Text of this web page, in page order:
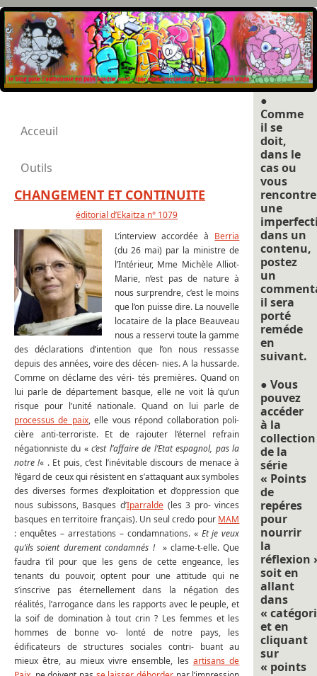
Acceuil
Outils
CHANGEMENT ET CONTINUITE
éditorial d’Ekaitza n° 1079
L’interview accordée à Berria
(du 26 mai) par la ministre de
l’Intérieur, Mme Michèle Alliot-
Marie, n’est pas de nature à
nous surprendre, c’est le moins
que l’on puisse dire. La nouvelle
locataire de la place Beauveau
nous a resservi toute la gamme
des déclarations d’intention que l’on nous ressasse
depuis des années, voire des décen- nies. A la hussarde.
Comme on déclame des véri- tés premières. Quand on
lui parle de département basque, elle ne voit là qu’un
risque pour l’unité nationale. Quand on lui parle de
processus de paix, elle vous répond collaboration poli-
cière anti-terroriste. Et de rajouter l’éternel refrain
négationniste du «c’est l’affaire de l’Etat espagnol, pas la
notre !« . Et puis, c’est l’inévitable discours de menace à
l’égard de ceux qui résistent en s’attaquant aux symboles
des diverses formes d’exploitation et d’oppression que
nous subissons, Basques d’Iparralde(les 3 pro- vinces
basques en territoire français). Un seul credo pour MAM
: enquêtes – arrestations – condamnations. « Et je veux
qu’ils soient durement condamnés !» clame-t-elle. Que
faudra t’il pour que les gens de cette engeance, les
tenants du pouvoir, optent pour une attitude qui ne
s’inscrive pas éternellement dans la négation des
réalités, l’arrogance dans les rapports avec le peuple, et
la soif de domination à tout crin ? Les femmes et les
hommes de bonne vo- lonté de notre pays, les
édificateurs de structures sociales contri- buant au
mieux être, au mieux vivre ensemble, lesartisans de
●
Comme
il se
doit,
dans le
cas ou
vous
une
dans un
contenu,
postez
un
il sera
porté
reméde
en
suivant.
● Vous
pouvez
accéder
à la
collection
de la
série
« Points
de
repéres
pour
nourrir
la
réflexion
soit en
allant
dans
«
et en
cliquant
sur
« points